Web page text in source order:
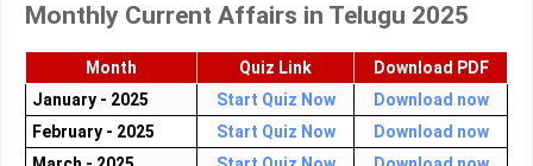
Monthly Current Affairs in Telugu 2025
Month Quiz Link
Download PDF
January - 2025
Start Quiz Now
Download now
February - 2025
Start Quiz Now
Download now